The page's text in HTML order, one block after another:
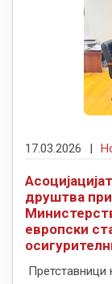
17.03.2026 |
друштва
европски
Претставници